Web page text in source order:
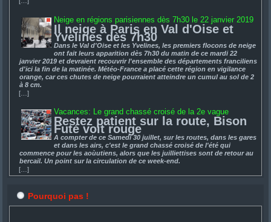
Neige en régions parisiennes dès 7h30 le 22 janvier 2019
Il neige à Paris en Val d'Oise et
Yvelines dès 7h30
Dans le Val d'Oise et les Yvelines, les premiers flocons de neige
ont fait leurs apparition dès 7h30 du matin de ce mardi 22
janvier 2019 et devraient recouvrir l'ensemble des départements franciliens
d'ici la fin de la matinée. Météo-France a placé cette région en vigilance
orange, car ces chutes de neige pourraient atteindre un cumul au sol de 2
à 8 cm.
[…]
Vacances: Le grand chassé croisé de la 2e vague
Restez patient sur la route, Bison
Futé voit rouge
A compter de ce Samedi 30 juillet, sur les routes, dans les gares
et dans les airs, c'est le grand chassé croisé de l'été qui
commence pour les aoùutiens, alors que les juilliettises sont de retour au
bercail. Un point sur la circulation de ce week-end.
[…]
Pourquoi pas !